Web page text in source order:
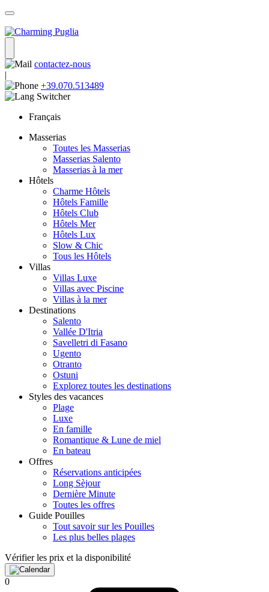
contactez-nous
|
+39.070.513489
Français
Masserias
Toutes les Masserias
Masserias Salento
Masserias à la mer
Hôtels
Charme Hôtels
Hôtels Famille
Hôtels Club
Hôtels Mer
Hôtels Lux
Slow & Chic
Tous les Hôtels
Villas
Villas Luxe
Villas avec Piscine
Villas à la mer
Destinations
Salento
Vallée D'Itria
Savelletri di Fasano
Ugento
Otranto
Ostuni
Explorez toutes les destinations
Styles des vacances
Plage
Luxe
En famille
Romantique & Lune de miel
En bateau
Offres
Réservations anticipées
Long Sèjour
Dernière Minute
Toutes les offres
Guide Pouilles
Tout savoir sur les Pouilles
Les plus belles plages
Vérifier les prix et la disponibilité
0